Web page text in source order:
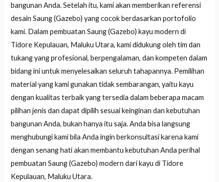
bangunan Anda. Setelah itu, kami akan memberikan referensi
desain Saung (Gazebo) yang cocok berdasarkan portofolio
kami. Dalam pembuatan Saung (Gazebo) kayu modern di
Tidore Kepulauan, Maluku Utara, kami didukung oleh tim dan
tukang yang profesional, berpengalaman, dan kompeten dalam
bidang ini untuk menyelesaikan seluruh tahapannya. Pemilihan
material yang kami gunakan tidak sembarangan, yaitu kayu
dengan kualitas terbaik yang tersedia dalam beberapa macam
pilihan jenis dan dapat dipilih sesuai keinginan dan kebutuhan
bangunan Anda, bukan hanya itu saja. Anda bisa langsung
menghubungi kami bila Anda ingin berkonsultasi karena kami
dengan senang hati akan membantu kebutuhan Anda perihal
pembuatan Saung (Gazebo) modern dari kayu di Tidore
Kepulauan, Maluku Utara.